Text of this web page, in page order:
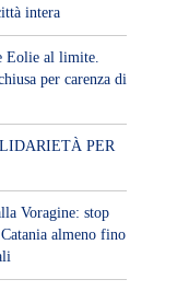
intera
Eolie al limite.
per carenza di
PER
Voragine: stop
almeno fino